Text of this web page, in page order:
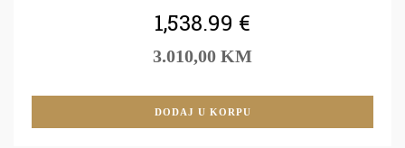
1,538.99 €
3.010,00 KM
DODAJ U KORPU